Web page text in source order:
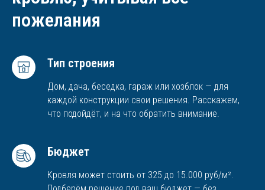
пожелания
Тип строения
Дом, дача, беседка, гараж или хозблок — для
каждой конструкции свои решения. Расскажем,
что подойдёт, и на что обратить внимание.
Бюджет
Кровля может стоить от 325 до 15.000 руб/м².